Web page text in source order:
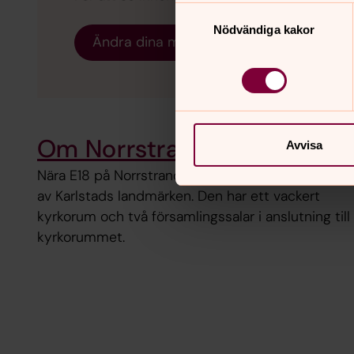
Nödvändiga kakor
Avvisa
Ändra dina marknadsföring för kakor
Om Norrstrandskyrkan
Nära E18 på Norrstrand ligger kyrkan som är ett
av Karlstads landmärken. Den har ett vackert
kyrkorum och två församlingssalar i anslutning till
kyrkorummet.